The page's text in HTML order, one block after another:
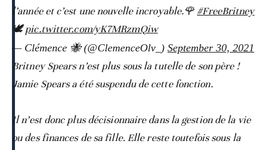
l’année et c’est une nouvelle incroyable.🌹 #FreeBritney
🕊pic.twitter.com/yK7MRzmQiw
— Clémence 🐝 (@ClemenceOlv_) September 30, 2021
Britney Spears n’est plus sous la tutelle de son père !
Jamie Spears a été suspendu de cette fonction.
Il n’est donc plus décisionnaire dans la gestion de la vie
ou des finances de sa fille. Elle reste toutefois sous la